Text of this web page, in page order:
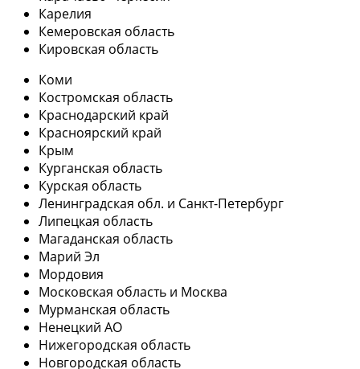
Карелия
Кемеровская область
Кировская область
Коми
Костромская область
Краснодарский край
Красноярский край
Крым
Курганская область
Курская область
Ленинградская обл. и Санкт-Петербург
Липецкая область
Магаданская область
Марий Эл
Мордовия
Московская область и Москва
Мурманская область
Ненецкий АО
Нижегородская область
Новгородская область